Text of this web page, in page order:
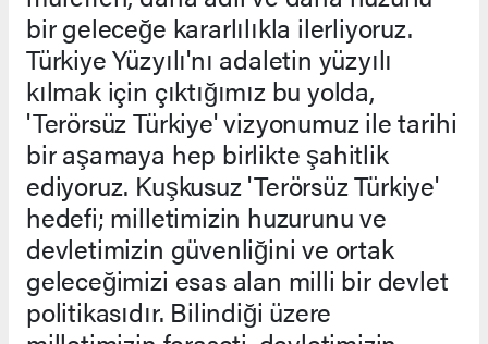
bir geleceğe kararlılıkla ilerliyoruz.
Türkiye Yüzyılı'nı adaletin yüzyılı
kılmak için çıktığımız bu yolda,
'Terörsüz Türkiye' vizyonumuz ile tarihi
bir aşamaya hep birlikte şahitlik
ediyoruz. Kuşkusuz 'Terörsüz Türkiye'
hedefi; milletimizin huzurunu ve
devletimizin güvenliğini ve ortak
geleceğimizi esas alan milli bir devlet
politikasıdır. Bilindiği üzere